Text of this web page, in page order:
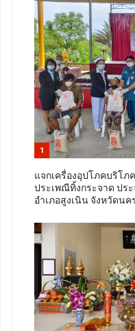
1
แจกเครื่องอุปโภคบริโ
ประเพณีทิ้งกระจาด ปร
อำเภอสูงเนิน จังหวัดน